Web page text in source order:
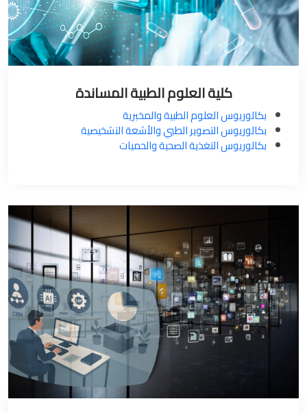
كلية العلوم الطبية المساندة
بكالوريوس العلوم الطبية والمخبرية
بكالوريوس التصوير الطبي والأشعة التشخيصية
بكالوريوس التغذية الصحية والحميات